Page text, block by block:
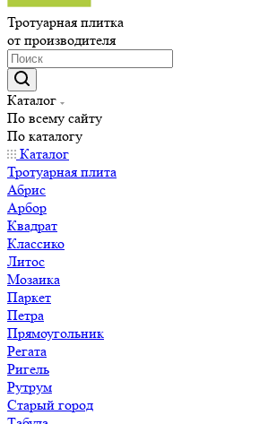
Тротуарная плитка
от производителя
Каталог
По всему сайту
По каталогу
Каталог
Тротуарная плита
Абрис
Арбор
Квадрат
Классико
Литос
Мозаика
Паркет
Петра
Прямоугольник
Регата
Ригель
Рутрум
Старый город